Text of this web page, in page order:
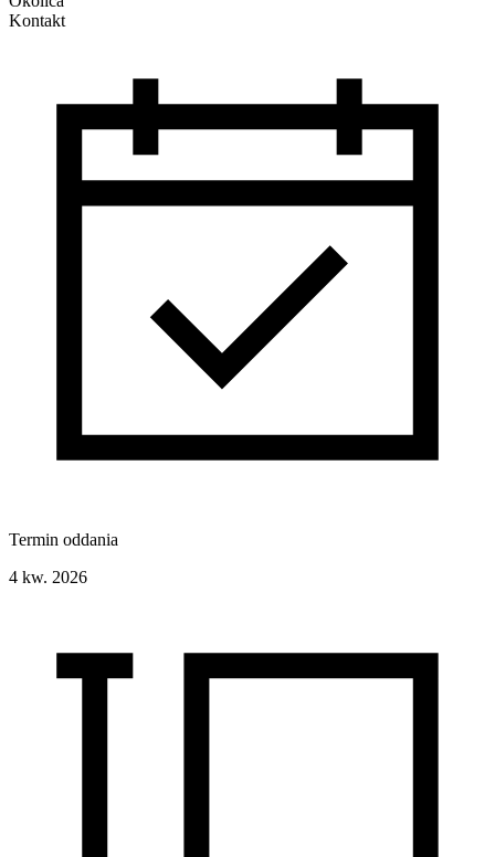
Kontakt
Termin oddania
4 kw. 2026